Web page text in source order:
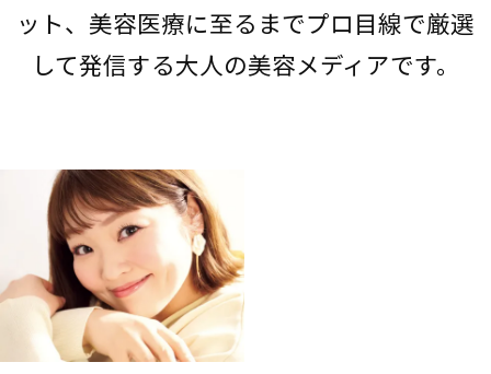
ット、美容医療に至るまでプロ目線で厳選
して発信する大人の美容メディアです。